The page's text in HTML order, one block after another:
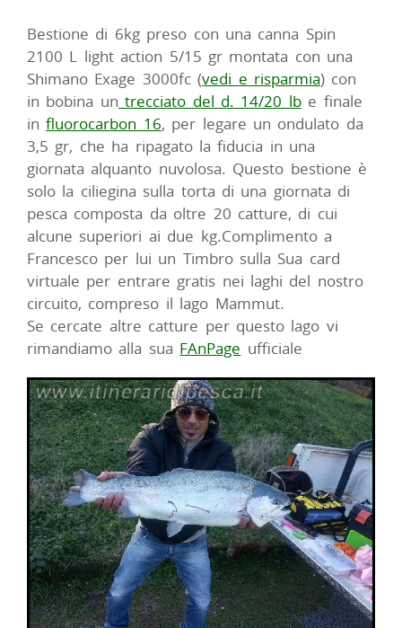
Bestione di 6kg preso con una canna Spin
2100 L light action 5/15 gr montata con una
Shimano Exage 3000fc (vedi e risparmia) con
in bobina un trecciato del d. 14/20 lbe finale
influorocarbon 16, per legare un ondulato da
3,5 gr, che ha ripagato la fiducia in una
giornata alquanto nuvolosa. Questo bestione è
solo la ciliegina sulla torta di una giornata di
pesca composta da oltre 20 catture, di cui
alcune superiori ai due kg.Complimento a
Francesco per lui un Timbro sulla Sua card
virtuale per entrare gratis nei laghi del nostro
circuito, compreso il lago Mammut.
Se cercate altre catture per questo lago vi
rimandiamo alla sua FAnPage ufficiale